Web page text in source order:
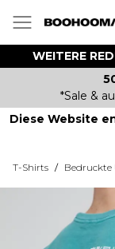
WEITERE
*Sale &
Diese Website
T-Shirts / Bedruckte